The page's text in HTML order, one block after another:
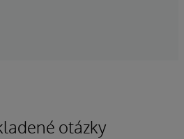
otázky